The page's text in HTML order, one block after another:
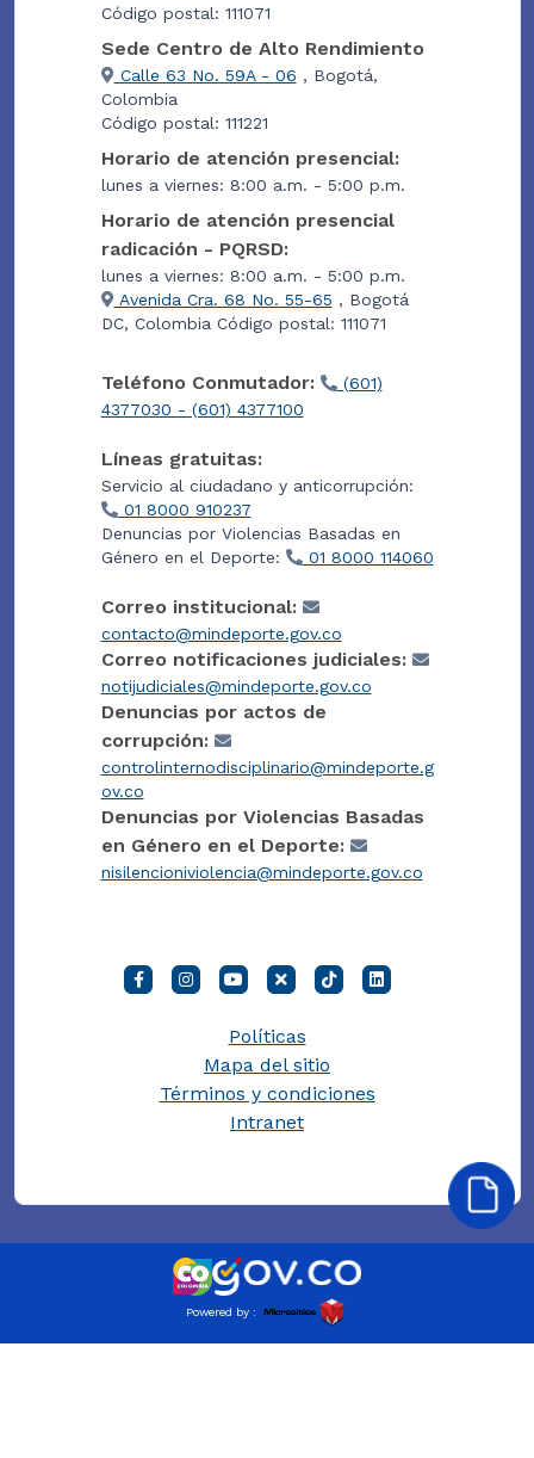
Código postal: 111071
Sede Centro de Alto Rendimiento
Calle 63 No. 59A - 06 , Bogotá,
Colombia
Código postal: 111221
Horario de atención presencial:
lunes a viernes: 8:00 a.m. - 5:00 p.m.
Horario de atención presencial
radicación - PQRSD:
lunes a viernes: 8:00 a.m. - 5:00 p.m.
Avenida Cra. 68 No. 55-65 , Bogotá
DC, Colombia Código postal: 111071
Teléfono Conmutador:
(601)
4377030 - (601) 4377100
Líneas gratuitas:
Servicio al ciudadano y anticorrupción:
01 8000 910237
Denuncias por Violencias Basadas en
Género en el Deporte:
01 8000 114060
Correo institucional:
contacto@mindeporte.gov.co
Correo notificaciones judiciales:
notijudiciales@mindeporte.gov.co
Denuncias por actos de
corrupción:
controlinternodisciplinario@mindeporte.g
ov.co
Denuncias por Violencias Basadas
en Género en el Deporte:
nisilencioniviolencia@mindeporte.gov.co
Políticas
Mapa del sitio
Términos y condiciones
Intranet
Powered by :